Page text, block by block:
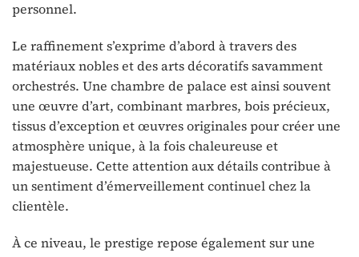
personnel.
Le raffinement s’exprime d’abord à travers des
matériaux nobles et des arts décoratifs savamment
orchestrés. Une chambre de palace est ainsi souvent
une œuvre d’art, combinant marbres, bois précieux,
tissus d’exception et œuvres originales pour créer une
atmosphère unique, à la fois chaleureuse et
majestueuse. Cette attention aux détails contribue à
un sentiment d’émerveillement continuel chez la
clientèle.
À ce niveau, le prestige repose également sur une